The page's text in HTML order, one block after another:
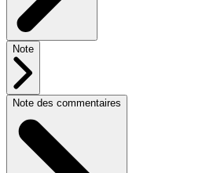
Note
Note des commentaires